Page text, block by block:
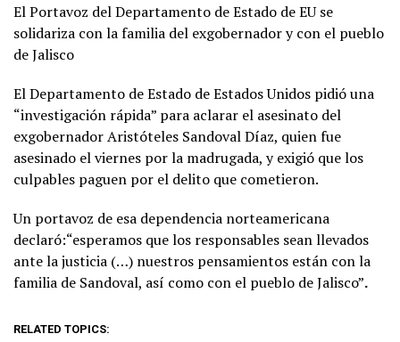
El Portavoz del Departamento de Estado de EU se
solidariza con la familia del exgobernador y con el pueblo
de Jalisco
El Departamento de Estado de Estados Unidos pidió una
“investigación rápida” para aclarar el asesinato del
exgobernador Aristóteles Sandoval Díaz, quien fue
asesinado el viernes por la madrugada, y exigió que los
culpables paguen por el delito que cometieron.
Un portavoz de esa dependencia norteamericana
declaró:“esperamos que los responsables sean llevados
ante la justicia (…) nuestros pensamientos están con la
familia de Sandoval, así como con el pueblo de Jalisco”.
RELATED TOPICS: